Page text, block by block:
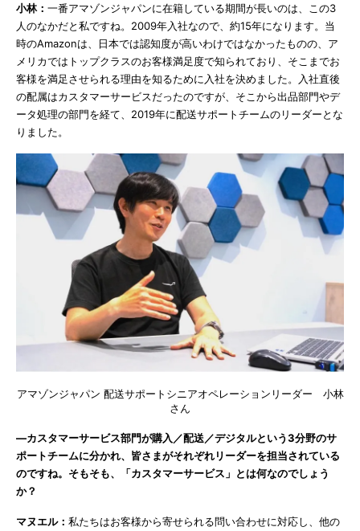
小林： 一番アマゾンジャパンに在籍している期間が長いのは、この3
人のなかだと私ですね。2009年入社なので、約15年になります。当
時のAmazonは、日本では認知度が高いわけではなかったものの、ア
メリカではトップクラスのお客様満足度で知られており、そこまでお
客様を満足させられる理由を知るために入社を決めました。入社直後
の配属はカスタマーサービスだったのですが、そこから出品部門やデ
ータ処理の部門を経て、2019年に配送サポートチームのリーダーとな
りました。
アマゾンジャパン 配送サポートシニアオペレーションリーダー 小林
さん
―カスタマーサービス部門が購入／配送／デジタルという3分野のサ
ポートチームに分かれ、皆さまがそれぞれリーダーを担当されている
のですね。そもそも、「カスタマーサービス」とは何なのでしょう
か？
マヌエル： 私たちはお客様から寄せられる問い合わせに対応し、他の